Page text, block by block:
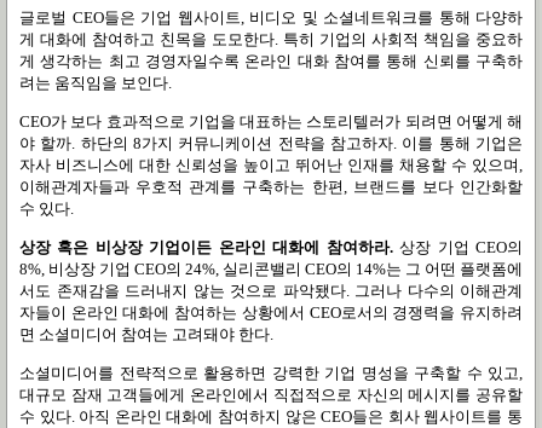
글로벌 CEO들은 기업 웹사이트, 비디오 및 소셜네트워크를 통해 다양하
게 대화에 참여하고 친목을 도모한다. 특히 기업의 사회적 책임을 중요하
게 생각하는 최고 경영자일수록 온라인 대화 참여를 통해 신뢰를 구축하
려는 움직임을 보인다.
CEO가 보다 효과적으로 기업을 대표하는 스토리텔러가 되려면 어떻게 해
야 할까. 하단의 8가지 커뮤니케이션 전략을 참고하자. 이를 통해 기업은
자사 비즈니스에 대한 신뢰성을 높이고 뛰어난 인재를 채용할 수 있으며,
이해관계자들과 우호적 관계를 구축하는 한편, 브랜드를 보다 인간화할
수 있다.
상장 혹은 비상장 기업이든 온라인 대화에 참여하라. 상장 기업 CEO의
8%, 비상장 기업 CEO의 24%, 실리콘밸리 CEO의 14%는 그 어떤 플랫폼에
서도 존재감을 드러내지 않는 것으로 파악됐다. 그러나 다수의 이해관계
자들이 온라인 대화에 참여하는 상황에서 CEO로서의 경쟁력을 유지하려
면 소셜미디어 참여는 고려돼야 한다.
소셜미디어를 전략적으로 활용하면 강력한 기업 명성을 구축할 수 있고,
대규모 잠재 고객들에게 온라인에서 직접적으로 자신의 메시지를 공유할
수 있다. 아직 온라인 대화에 참여하지 않은 CEO들은 회사 웹사이트를 통